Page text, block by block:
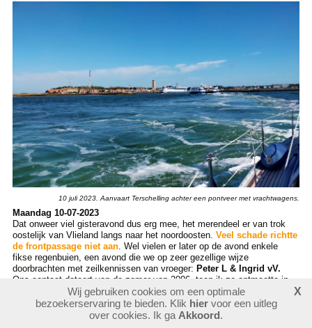
10 juli 2023. Aanvaart Terschelling achter een pontveer met vrachtwagens.
Maandag 10-07-2023
Dat onweer viel gisteravond dus erg mee, het merendeel er van trok
oostelijk van Vlieland langs naar het noordoosten. Veel schade richtte
de frontpassage niet aan. Wel vielen er later op de avond enkele
fikse regenbuien, een avond die we op zeer gezellige wijze
doorbrachten met zeilkennissen van vroeger: Peter L & Ingrid vV.
Ons contact dateert van de zomer van 2006, toen ik ze ontmoette in
de Spaanse haven Camariñas, waar ik toen op een proeftocht met
Dulcewas. Later, in 2008, troffen we ze nog een keer kortin Fornells
, vlak voor onze oversteek naar Corsica. Zij hadden toen
met de naam
Wij gebruiken cookies om een optimale
bezoekerservaring te bieden. Klik hiervoor een uitleg
over cookies. Ik ga Akkoord.
X